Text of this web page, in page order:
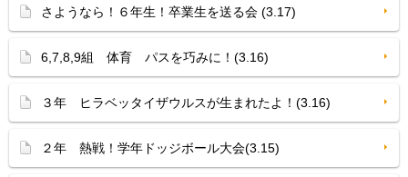
さようなら！６年生！卒業生を送る会 (3.17)
6,7,8,9組 体育 パスを巧みに！(3.16)
３年 ヒラベッタイザウルスが生まれたよ！(3.16)
２年 熱戦！学年ドッジボール大会(3.15)